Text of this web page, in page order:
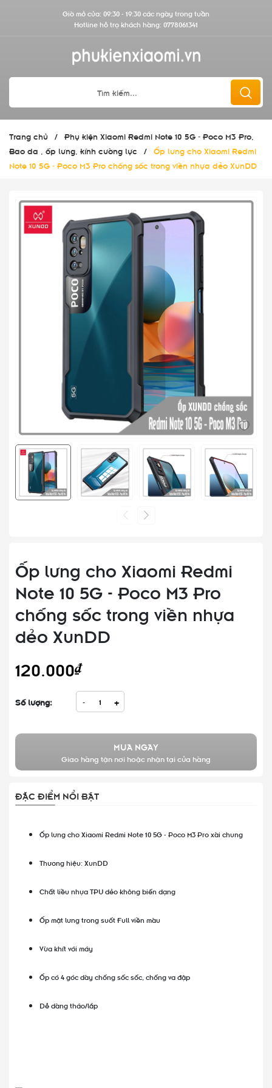
Giờ mở cửa: 09:30 - 19:30 các ngày trong tuần
Hotline hỗ trợ khách hàng: 0778061341
Trang chủ / Phụ kiện Xiaomi Redmi Note 10 5G - Poco M3 Pro,
Bao da , ốp lưng, kính cường lực
/ Ốp lưng cho Xiaomi Redmi
Note 10 5G - Poco M3 Pro chống sốc trong viền nhựa dẻo XunDD
Ốp lưng cho Xiaomi Redmi
Note 10 5G - Poco M3 Pro
chống sốc trong viền nhựa
dẻo XunDD
120.000₫
Số lượng: - +
MUA NGAY
Giao hàng tận nơi hoặc nhận tại cửa hàng
ĐẶC ĐIỂM NỔI BẬT
Ốp lưng cho Xiaomi Redmi Note 10 5G - Poco M3 Pro xài chung
Thương hiệu: XunDD
Chất liều nhựa TPU dẻo không biến dạng
Ốp mặt lưng trong suốt Full viền màu
Vừa khít với máy
Ốp có 4 góc dày chống sốc sốc, chống va đập
Dễ dàng tháo/lắp